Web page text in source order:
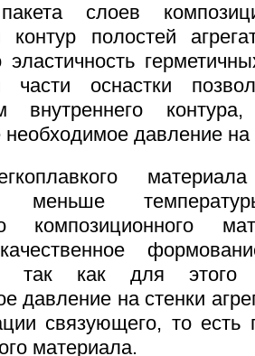
слоев
контур полостей
части оснастки
внутреннего
необходимое давление на
меньше
композиционного
так как для этого
давление на стенки
связующего, то есть
материала.